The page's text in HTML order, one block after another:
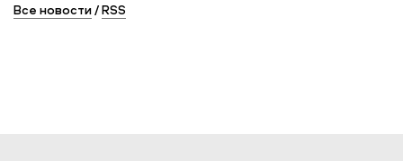
Все новости/RSS